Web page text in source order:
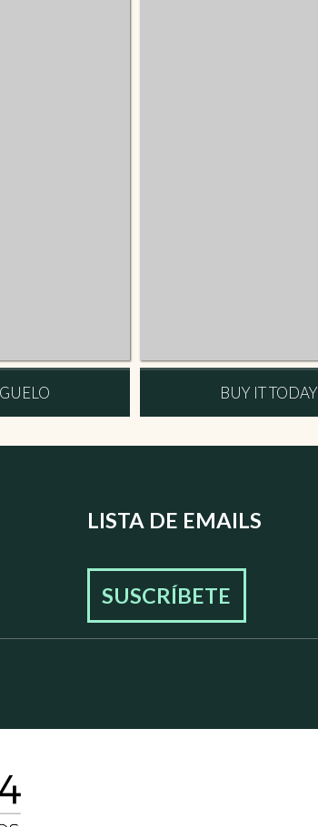
BUY IT TODAY
LISTA DE EMAILS
SUSCRÍBETE